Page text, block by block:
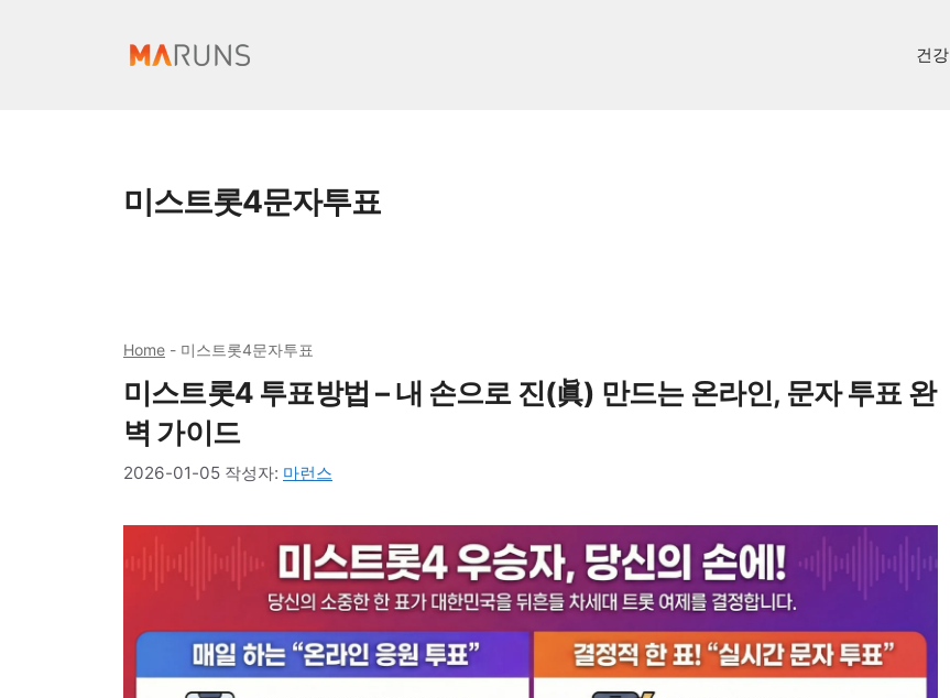
건강
미스트롯4문자투표
Home - 미스트롯4문자투표
미스트롯4 투표방법 – 내 손으로 진(眞) 만드는 온라인, 문자 투표 완
벽 가이드
2026-01-05 작성자: 마런스